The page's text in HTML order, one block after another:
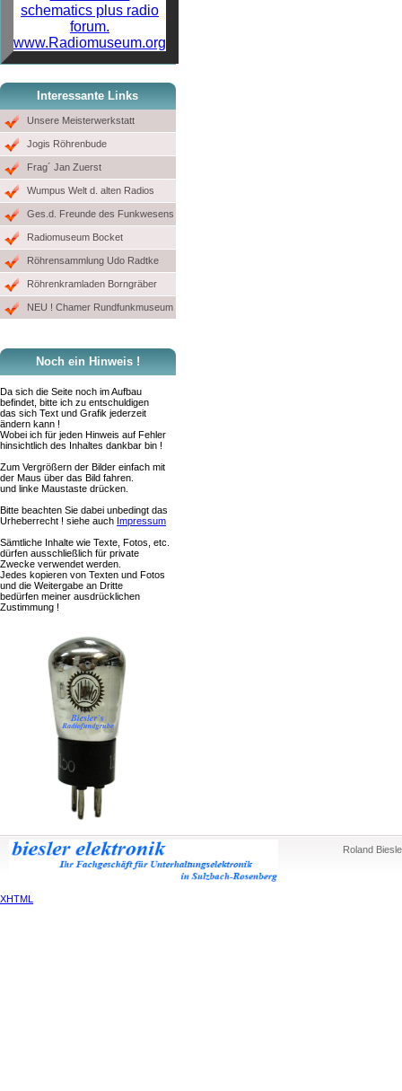
www.Radiomuseum.org
Interessante Links
Unsere Meisterwerkstatt
Jogis Röhrenbude
Frag´ Jan Zuerst
Wumpus Welt d. alten Radios
Ges.d. Freunde des Funkwesens
Radiomuseum Bocket
Röhrensammlung Udo Radtke
Röhrenkramladen Borngräber
NEU ! Chamer Rundfunkmuseum
Noch ein Hinweis !
Da sich die Seite noch im Aufbau
befindet, bitte ich zu entschuldigen
das sich Text und Grafik jederzeit
ändern kann !
Wobei ich für jeden Hinweis auf Fehler
hinsichtlich des Inhaltes dankbar bin !
Zum Vergrößern der Bilder einfach mit
der Maus über das Bild fahren.
und linke Maustaste drücken.
Bitte beachten Sie dabei unbedingt das
Urheberrecht ! siehe auch Impressum
Sämtliche Inhalte wie Texte, Fotos, etc.
dürfen ausschließlich für private
Zwecke verwendet werden.
Jedes kopieren von Texten und Fotos
und die Weitergabe an Dritte
bedürfen meiner ausdrücklichen
Zustimmung !
Roland
XHTML